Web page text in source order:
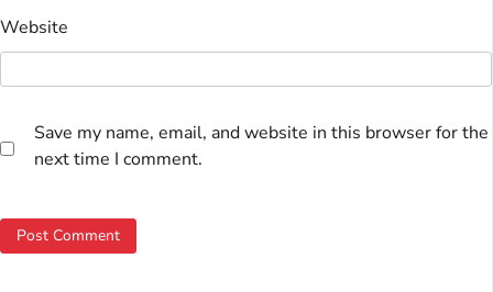
Website
Save my name, email, and website in this browser for the
next time I comment.